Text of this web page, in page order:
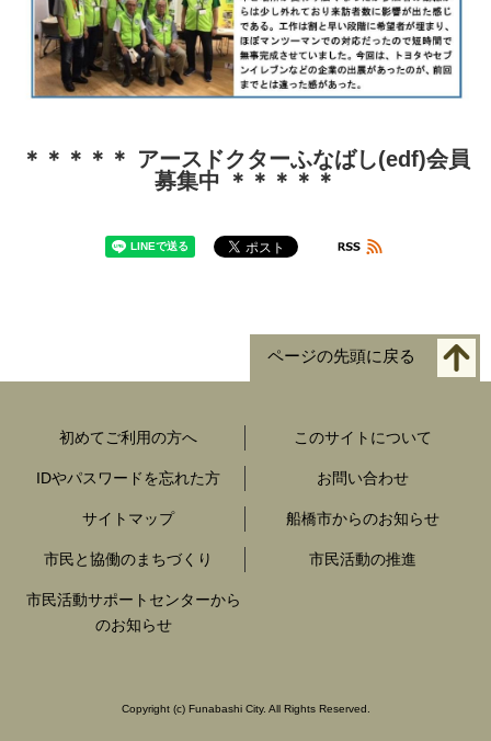
＊＊＊＊＊ アースドクターふなばし(edf)会員
募集中 ＊＊＊＊＊
ページの先頭に戻る
初めてご利用の方へ このサイトについて
IDやパスワードを忘れた方 お問い合わせ
サイトマップ 船橋市からのお知らせ
市民と協働のまちづくり 市民活動の推進
市民活動サポートセンターから
のお知らせ
Copyright (c) Funabashi City. All Rights Reserved.